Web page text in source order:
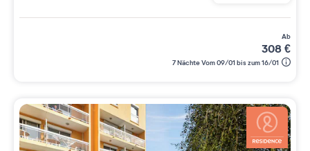
ab
308€
7 Nächte Vom 09/01 bis zum 16/01